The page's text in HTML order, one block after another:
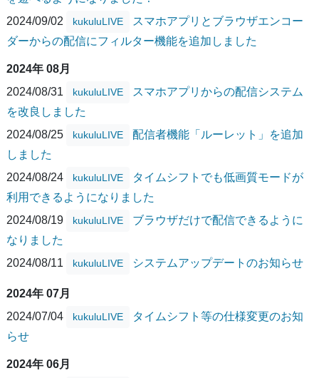
2024/09/02
kukuluLIVE
スマホアプリとブラウザエンコー
ダーからの配信にフィルター機能を追加しました
2024年 08月
2024/08/31
kukuluLIVE
スマホアプリからの配信システム
を改良しました
2024/08/25
kukuluLIVE
配信者機能「ルーレット」を追加
しました
2024/08/24
kukuluLIVE
タイムシフトでも低画質モードが
利用できるようになりました
2024/08/19
kukuluLIVE
ブラウザだけで配信できるように
なりました
2024/08/11
kukuluLIVE システムアップデートのお知らせ
2024年 07月
2024/07/04
kukuluLIVE
タイムシフト等の仕様変更のお知
らせ
2024年 06月